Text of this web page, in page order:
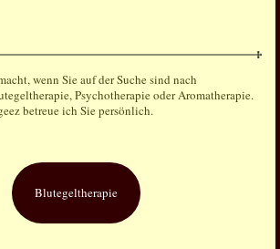
wenn Sie auf der Suche sind nach
Psychotherapie oder Aromatherapie.
betreue ich Sie persönlich.
Blutegeltherapie